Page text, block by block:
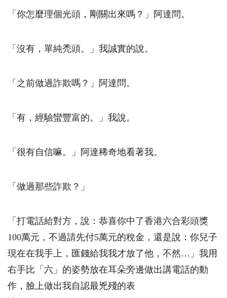
「你怎麼理個光頭，剛關出來嗎？」阿達問。
「沒有，單純禿頭。」我誠實的說。
「之前做過詐欺嗎？」阿達問。
「有，經驗蠻豐富的。」我說。
「很有自信嘛。」阿達稀奇地看著我。
「做過那些詐欺？」
「打電話給對方，說：恭喜你中了香港六合彩頭獎
100萬元，不過請先付5萬元的稅金，還是說：你兒子
現在在我手上，匯錢給我我才放了他，不然…」我用
右手比「六」的姿勢放在耳朵旁邊做出講電話的動
作，臉上做出我自認最兇殘的表